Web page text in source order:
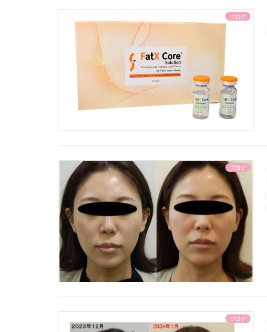
ブログ
ブログ
ブログ